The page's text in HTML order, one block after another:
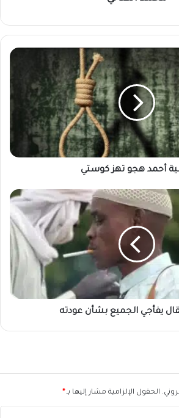
أحمد هجو تهز كوستي
يفأجي الجميع بشأن عودته
الحقول الإلزامية مشار إليها بـ*